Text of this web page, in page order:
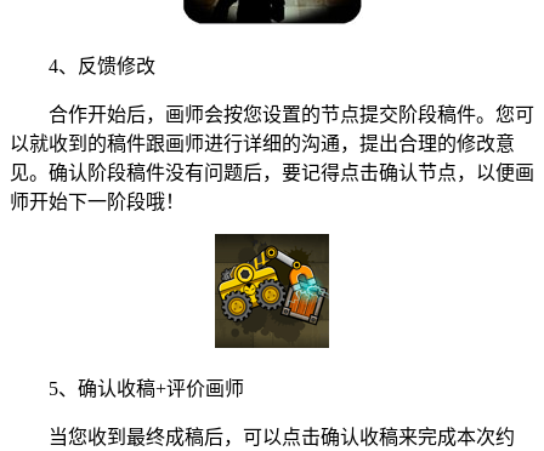
4、反馈修改
合作开始后，画师会按您设置的节点提交阶段稿件。您可
以就收到的稿件跟画师进行详细的沟通，提出合理的修改意
见。确认阶段稿件没有问题后，要记得点击确认节点，以便画
师开始下一阶段哦！
5、确认收稿+评价画师
当您收到最终成稿后，可以点击确认收稿来完成本次约